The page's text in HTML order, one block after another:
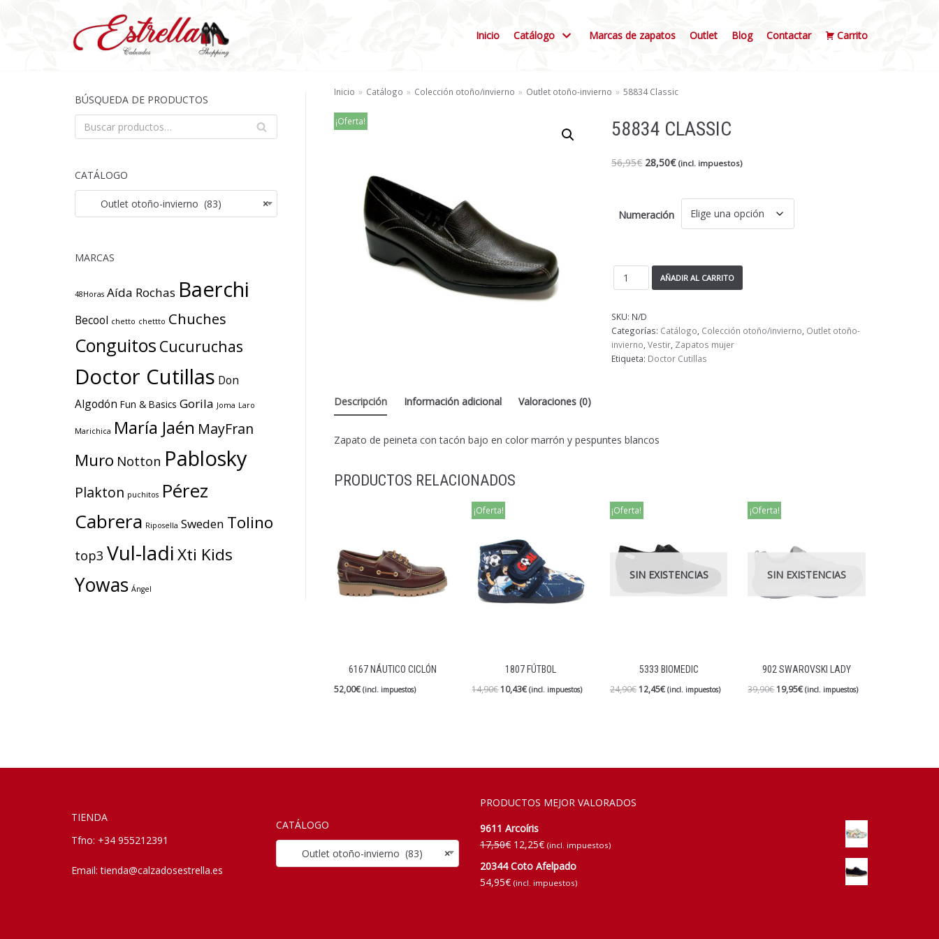
Inicio Catálogo Marcas de zapatos Outlet Blog Contactar Carrito
BÚSQUEDA DE PRODUCTOS
BU
SCA
CATÁLOGO
×
Outlet otoño-invierno (83)
MARCAS
48Horas Aída Rochas Baerchi
Becool chetto chettto Chuches
Conguitos Cucuruchas
Doctor Cutillas Don
Algodón Fun & Basics Gorila Joma Laro
Marichica María Jaén MayFran
Muro Notton Pablosky
Plakton puchitos Pérez
Cabrera Riposella Sweden Tolino
top3 Vul-ladiXti Kids
Yowas Ángel
Inicio » Catálogo » Colección otoño/invierno » Outlet otoño-invierno » 58834 Classic
¡Oferta! 58834 CLASSIC
56,95€ 28,50€ (incl. impuestos)
Numeración
AÑADIR AL CARRITO
SKU: N/D
Categorías: Catálogo Colección otoño/invierno Outlet otoño-
invierno ,Vestir Zapatos mujer
Etiqueta: Doctor Cutillas
Descripción Información adicional Valoraciones (0)
Zapato de peineta con tacón bajo en color marrón y pespuntes blancos
PRODUCTOS RELACIONADOS
6167 NÁUTICO CICLÓN
52,00€ (incl. impuestos)
¡Oferta!
1807 FÚTBOL
14,90€ 10,43€ (incl. impuestos)
SIN EXISTENCIAS
¡Oferta!
5333 BIOMEDIC
24,90€ 12,45€ (incl. impuestos)
SIN EXISTENCIAS
¡Oferta!
902 SWAROVSKI LADY
39,90€ 19,95€ (incl. impuestos)
TIENDA
Tfno: +34 955212391
Email:tienda@calzadosestrella.es
CATÁLOGO
×
Outlet otoño-invierno (83)
PRODUCTOS MEJOR VALORADOS
9611 Arcoíris
17,50€ 12,25€ (incl. impuestos)
20344 Coto Afelpado
54,95€ (incl. impuestos)